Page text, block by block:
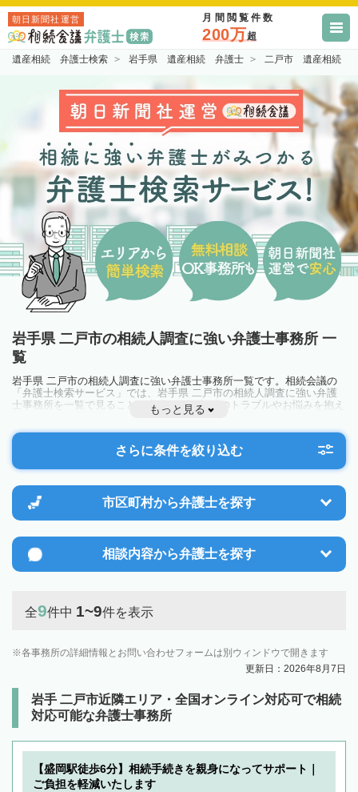
朝日新聞社運営 月間閲覧件数
200万超
遺産相続 弁護士検索 岩手県 遺産相続 弁護士 二戸市 遺産相続
岩手県 二戸市の相続人調査に強い弁護士事務所 一
覧
岩手県 二戸市の相続人調査に強い弁護士事務所一覧です。相続会議の
「弁護士検索サービス」では、岩手県 二戸市の相続人調査に強い弁護
士事務所を一覧で見ることが出来ます。相続のトラブルやお悩みを抱え
ている方は一度近隣の弁護士に相談してみましょう。
もっと見る
さらに条件を絞り込む
市区町村から弁護士を探す
相談内容から弁護士を探す
全9件中 1~9件を表示
各事務所の詳細情報とお問い合わせフォームは別ウィンドウで開きます
更新日：2026年8月7日
岩手 二戸市近隣エリア・全国オンライン対応可で相続
対応可能な弁護士事務所
【盛岡駅徒歩6分】相続手続きを親身になってサポート｜
ご負担を軽減いたします